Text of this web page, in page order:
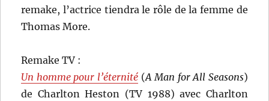
remake, l’actrice tiendra le rôle de la femme de
Thomas More.
Remake TV :
Un homme pour l’éternité(A Man for All Seasons)
de Charlton Heston (TV 1988) avec Charlton